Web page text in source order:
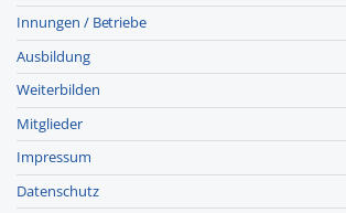
Innungen / Betriebe
Ausbildung
Weiterbilden
Mitglieder
Impressum
Datenschutz